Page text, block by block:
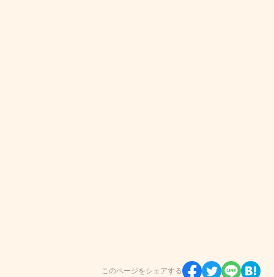
このページをシェアする